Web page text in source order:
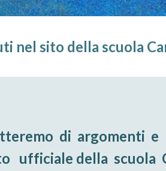
nel sito della scuola
di  argomenti
ufficiale della  scuola